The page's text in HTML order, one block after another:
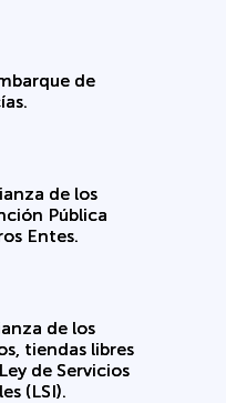
de
de los
Pública
Entes.
de los
tiendas libres
de Servicios
(LSI).